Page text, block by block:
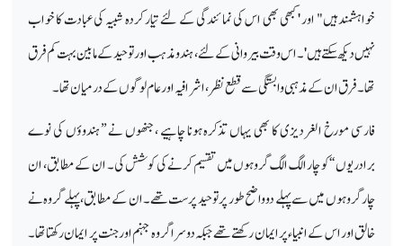
خواہشمند ہیں" اور 'کبھی بھی اس کی نمائندگی کے لئے تیار کردہ شبیہ کی عبادت کا خواب
نہیں دیکھ سکتے ہیں'۔ اس وقت بیروانی کے لئے ، ہندو مذہب اور توحید کے مابین بہت کم فرق
تھا۔ فرق ان کے مذہبی وابستگی سے قطع نظر ، اشرافیہ اور عام لوگوں کے درمیان تھا۔
فارسی مورخ الغر دیزی کا بھی یہاں تذکرہ ہونا چاہیے ، جنھوں نے ’’ ہندوؤں کی نوے
برادریوں ‘‘ کو چار الگ الگ گروہوں میں تقسیم کرنے کی کوشش کی۔ ان کے مطابق، ان
چار گروہوں میں سے پہلے دو واضح طور پر توحید پرست تھے۔ ان کے مطابق، پہلے گروہ نے
خالق اور اس کے انبیاء پر ایمان رکھتے تھے جبکہ دوسرا گروہ جہنم اور جنت پر ایمان رکھتا تھا۔